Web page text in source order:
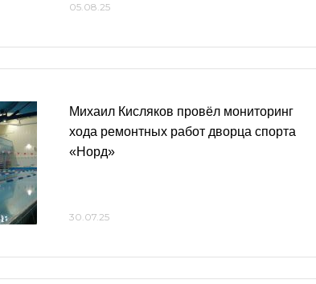
05.08.25
Михаил Кисляков провёл мониторинг
хода ремонтных работ дворца спорта
«Норд»
30.07.25